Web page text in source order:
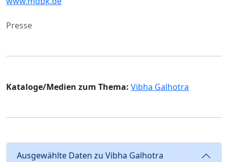
Presse
Kataloge/Medien zum Thema: Vibha Galhotra
Ausgewählte Daten zu Vibha Galhotra